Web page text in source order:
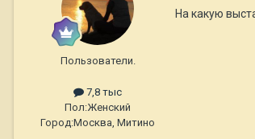
Пользователи.
7,8 тыс
Пол:Женский
Город:Москва, Митино
На какую